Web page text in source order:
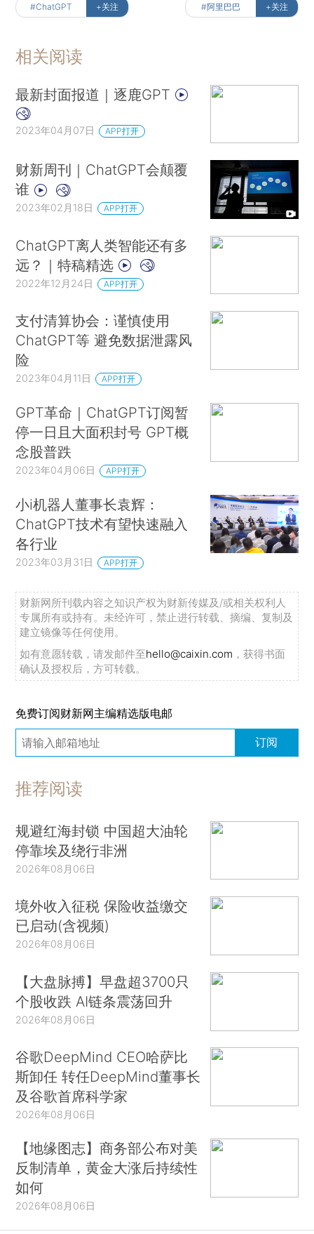
#ChatGPT +关注 #阿里巴巴 +关注
相关阅读
最新封面报道｜逐鹿GPT
2023年04月07日 APP打开
财新周刊｜ChatGPT会颠覆
谁
2023年02月18日 APP打开
ChatGPT离人类智能还有多
远？｜特稿精选
2022年12月24日 APP打开
支付清算协会：谨慎使用
ChatGPT等 避免数据泄露风
险
2023年04月11日 APP打开
GPT革命｜ChatGPT订阅暂
停一日且大面积封号 GPT概
念股普跌
2023年04月06日 APP打开
小i机器人董事长袁辉：
ChatGPT技术有望快速融入
各行业
2023年03月31日 APP打开
财新网所刊载内容之知识产权为财新传媒及/或相关权利人
专属所有或持有。未经许可，禁止进行转载、摘编、复制及
建立镜像等任何使用。
如有意愿转载，请发邮件至hello@caixin.com ，获得书面
确认及授权后，方可转载。
免费订阅财新网主编精选版电邮
订阅
推荐阅读
规避红海封锁 中国超大油轮
停靠埃及绕行非洲
2026年08月06日
境外收入征税 保险收益缴交
已启动(含视频)
2026年08月06日
【大盘脉搏】早盘超3700只
个股收跌 AI链条震荡回升
2026年08月06日
谷歌DeepMind CEO哈萨比
斯卸任 转任DeepMind董事长
及谷歌首席科学家
2026年08月06日
【地缘图志】商务部公布对美
反制清单，黄金大涨后持续性
如何
2026年08月06日